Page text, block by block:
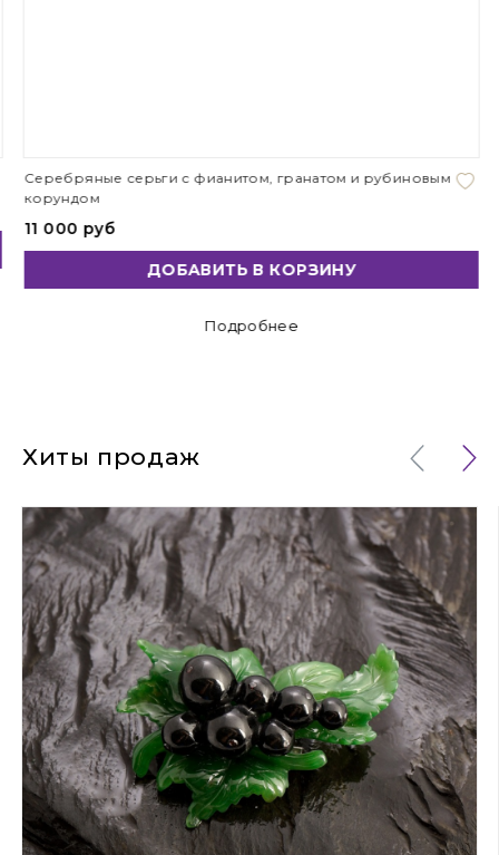
Серебряные серьги с фианитом, гранатом и рубиновым
корундом
11 000 руб
ДОБАВИТЬ В КОРЗИНУ
Подробнее
Хиты продаж